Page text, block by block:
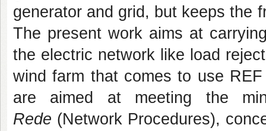
generator and grid, but keeps the
The present work aims at
the electric network like load
wind farm that comes to use
are aimed at meeting the
Rede (Network Procedures),